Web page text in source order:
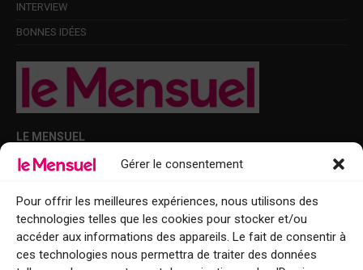
Gérer le consentement
Pour offrir les meilleures expériences, nous utilisons des
technologies telles que les cookies pour stocker et/ou
accéder aux informations des appareils. Le fait de consentir à
ces technologies nous permettra de traiter des données
INTERVIEW
BONNES IDÉES
LE MENSUEL
Points de diffusion Var et Alpes-Maritimes : oû trouver Le Mensuel ?
Le Mensuel en PDF : consultez le magazine en ligne
Qui sommes-nous ?
BFM Top Sorties